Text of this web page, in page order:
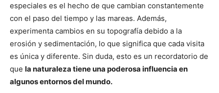
especiales es el hecho de que cambian constantemente
con el paso del tiempo y las mareas. Además,
experimenta cambios en su topografía debido a la
erosión y sedimentación, lo que significa que cada visita
es única y diferente. Sin duda, esto es un recordatorio de
que la naturaleza tiene una poderosa influencia en
algunos entornos del mundo.